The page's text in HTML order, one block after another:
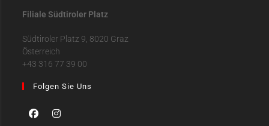
Filiale Südtiroler Platz
Südtiroler Platz 9, 8020 Graz
Österreich
+43 316 77 39 00
Folgen Sie Uns